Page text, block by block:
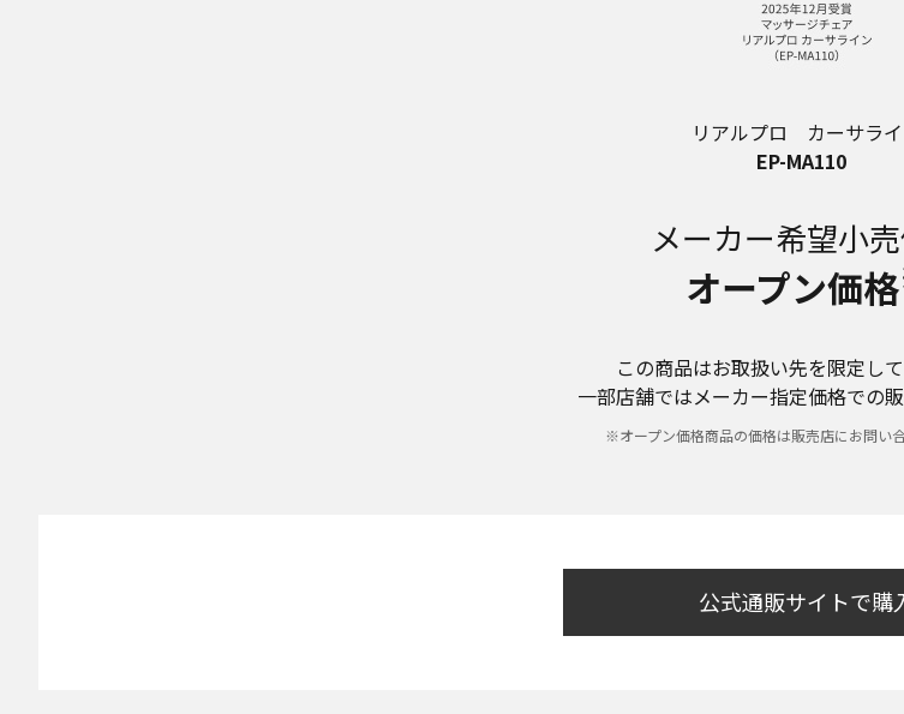
リアルプロ カーサラ
EP-MA110
メーカー希望小
オープン価格
この商品はお取扱い先を限定して
一部店舗ではメーカー指定価格での販
※オープン価格商品の価格は販売店にお問い合
公式通販サイトで購